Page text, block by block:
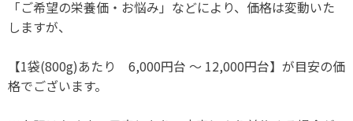
「ご希望の栄養価・お悩み」などにより、価格は変動いた
しますが、
【1袋(800g)あたり 6,000円台 ～ 12,000円台】が目安の価
格でございます。